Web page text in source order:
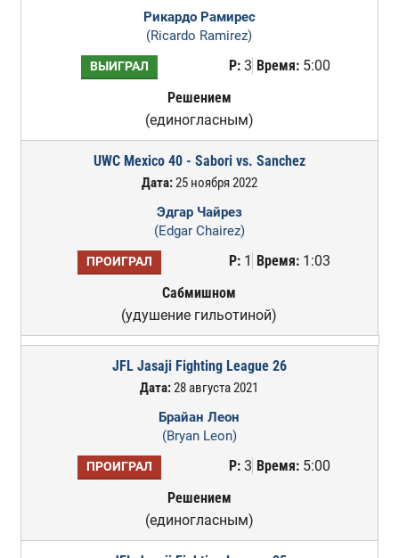
Рикардо Рамирес
(Ricardo Ramirez)
ВЫИГРАЛ Р:3 Время:5:00
Решением
(единогласным)
UWC Mexico 40 - Sabori vs. Sanchez
Дата:25 ноября 2022
Эдгар Чайрез
(Edgar Chairez)
ПРОИГРАЛ Р:1 Время:1:03
Сабмишном
(удушение гильотиной)
JFL Jasaji Fighting League 26
Дата:28 августа 2021
Брайан Леон
(Bryan Leon)
ПРОИГРАЛ Р:3 Время:5:00
Решением
(единогласным)